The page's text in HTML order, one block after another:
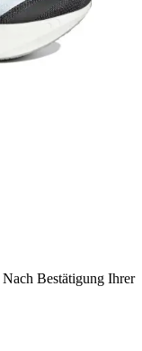
Nach Bestätigung Ihrer